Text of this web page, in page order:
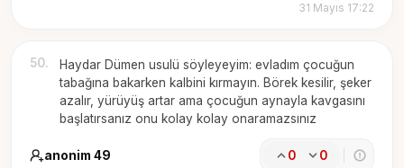
31 Mayıs 17:22
50.
Haydar Dümen usulü söyleyeyim: evladım çocuğun
tabağına bakarken kalbini kırmayın. Börek kesilir, şeker
azalır, yürüyüş artar ama çocuğun aynayla kavgasını
başlatırsanız onu kolay kolay onaramazsınız
anonim 49 0 0